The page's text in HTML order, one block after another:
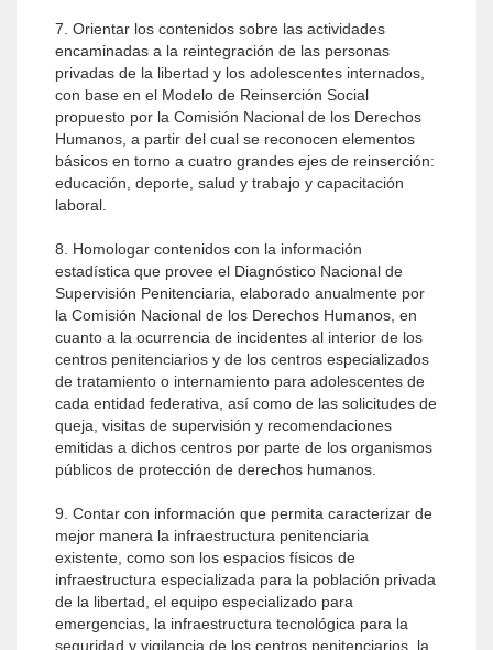
7. Orientar los contenidos sobre las actividades
encaminadas a la reintegración de las personas
privadas de la libertad y los adolescentes internados,
con base en el Modelo de Reinserción Social
propuesto por la Comisión Nacional de los Derechos
Humanos, a partir del cual se reconocen elementos
básicos en torno a cuatro grandes ejes de reinserción:
educación, deporte, salud y trabajo y capacitación
laboral.
8. Homologar contenidos con la información
estadística que provee el Diagnóstico Nacional de
Supervisión Penitenciaria, elaborado anualmente por
la Comisión Nacional de los Derechos Humanos, en
cuanto a la ocurrencia de incidentes al interior de los
centros penitenciarios y de los centros especializados
de tratamiento o internamiento para adolescentes de
cada entidad federativa, así como de las solicitudes de
queja, visitas de supervisión y recomendaciones
emitidas a dichos centros por parte de los organismos
públicos de protección de derechos humanos.
9. Contar con información que permita caracterizar de
mejor manera la infraestructura penitenciaria
existente, como son los espacios físicos de
infraestructura especializada para la población privada
de la libertad, el equipo especializado para
emergencias, la infraestructura tecnológica para la
seguridad y vigilancia de los centros penitenciarios, la